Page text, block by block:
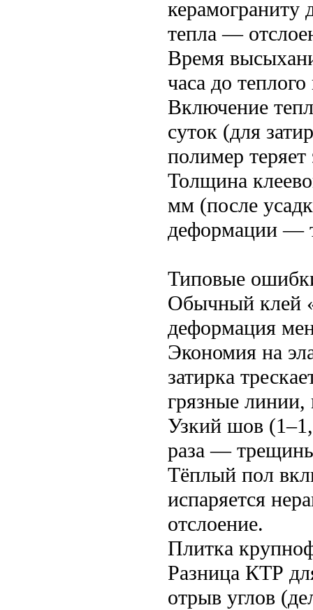
керамограниту
тепла —
Время
часа до
Включение
суток (для
полимер теряет
Толщина
мм (после
деформации —
Типовые
Обычный клей
деформация
Экономия на
затирка
грязные линии,
Узкий шов
раза —
Тёплый пол
испаряется
отслоение.
Плитка
Разница КТР
отрыв углов